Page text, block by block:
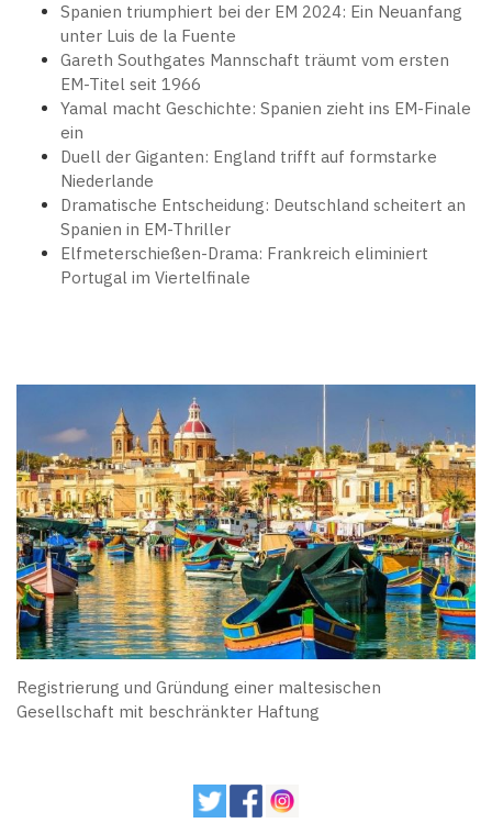
Spanien triumphiert bei der EM 2024: Ein Neuanfang
unter Luis de la Fuente
Gareth Southgates Mannschaft träumt vom ersten
EM-Titel seit 1966
Yamal macht Geschichte: Spanien zieht ins EM-Finale
ein
Duell der Giganten: England trifft auf formstarke
Niederlande
Dramatische Entscheidung: Deutschland scheitert an
Spanien in EM-Thriller
Elfmeterschießen-Drama: Frankreich eliminiert
Portugal im Viertelfinale
Registrierung und Gründung einer maltesischen
Gesellschaft mit beschränkter Haftung